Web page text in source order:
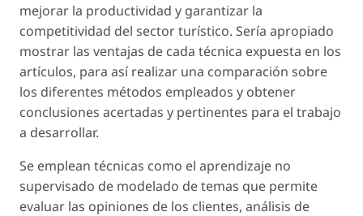
mejorar la productividad y garantizar la
competitividad del sector turístico. Sería apropiado
mostrar las ventajas de cada técnica expuesta en los
artículos, para así realizar una comparación sobre
los diferentes métodos empleados y obtener
conclusiones acertadas y pertinentes para el trabajo
a desarrollar.
Se emplean técnicas como el aprendizaje no
supervisado de modelado de temas que permite
evaluar las opiniones de los clientes, análisis de